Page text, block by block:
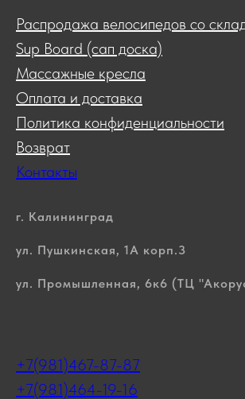
Распродажа велосипедов со
Sup Board (сап доска)
Массажные кресла
Оплата и доставка
Политика конфиденциальности
Возврат
Контакты
г. Калининград
ул. Пушкинская, 1А корп.3
ул. Промышленная, 6к6 (ТЦ
+7(981)467-87-87
+7(981)464-19-16